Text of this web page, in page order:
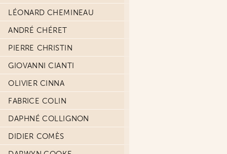
LÉONARD CHEMINEAU
ANDRÉ CHÉRET
PIERRE CHRISTIN
GIOVANNI CIANTI
OLIVIER CINNA
FABRICE COLIN
DAPHNÉ COLLIGNON
DIDIER COMÈS